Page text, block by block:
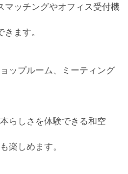
マッチングやオフィス受付機
ます。
ップルーム、ミーティング
らしさを体験できる和空
楽しめます。